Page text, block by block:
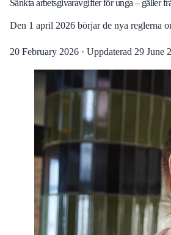
Sänkta arbetsgivaravgifter för unga – gäller
Den 1 april 2026 börjar de nya reglerna
20 February 2026 · Uppdaterad 29 June